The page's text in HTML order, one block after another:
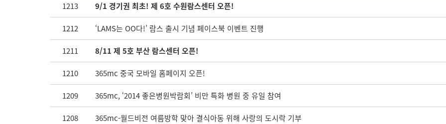
1213 9/1 경기권 최초! 제 6호 수원람스센터 오픈!
1212 ‘LAMS는 OO다!’ 람스 출시 기념 페이스북 이벤트 진행
1211 8/11 제 5호 부산 람스센터 오픈!
1210 365mc 중국 모바일 홈페이지 오픈!
1209 365mc, ‘2014 좋은병원박람회’ 비만 특화 병원 중 유일 참여
1208 365mc-월드비전 여름방학 맞아 결식아동 위해 사랑의 도시락 기부